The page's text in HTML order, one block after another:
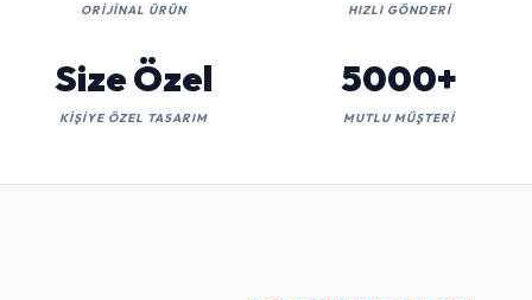
ORIJINAL ÜRÜN HIZLI GÖNDERI
Size Özel
KIŞIYE ÖZEL TASARIM
5000+
MUTLU MÜŞTERI